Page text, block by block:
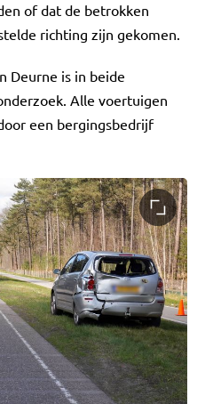
of dat de betrokken
richting zijn gekomen.
Deurne is in beide
Alle voertuigen
een bergingsbedrijf